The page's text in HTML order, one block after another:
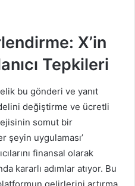
X’in
Tepkileri
bu gönderi ve yanıt
değiştirme ve ücretli
somut bir
şeyin uygulaması’
finansal olarak
kararlı adımlar atıyor. Bu